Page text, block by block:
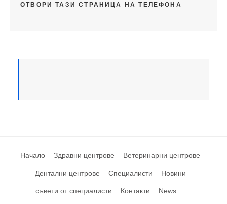
ОТВОРИ ТАЗИ СТРАНИЦА НА ТЕЛЕФОНА
Начало Здравни центрове Ветеринарни центрове
Дентални центрове Специалисти Новини
съвети от специалисти Контакти News